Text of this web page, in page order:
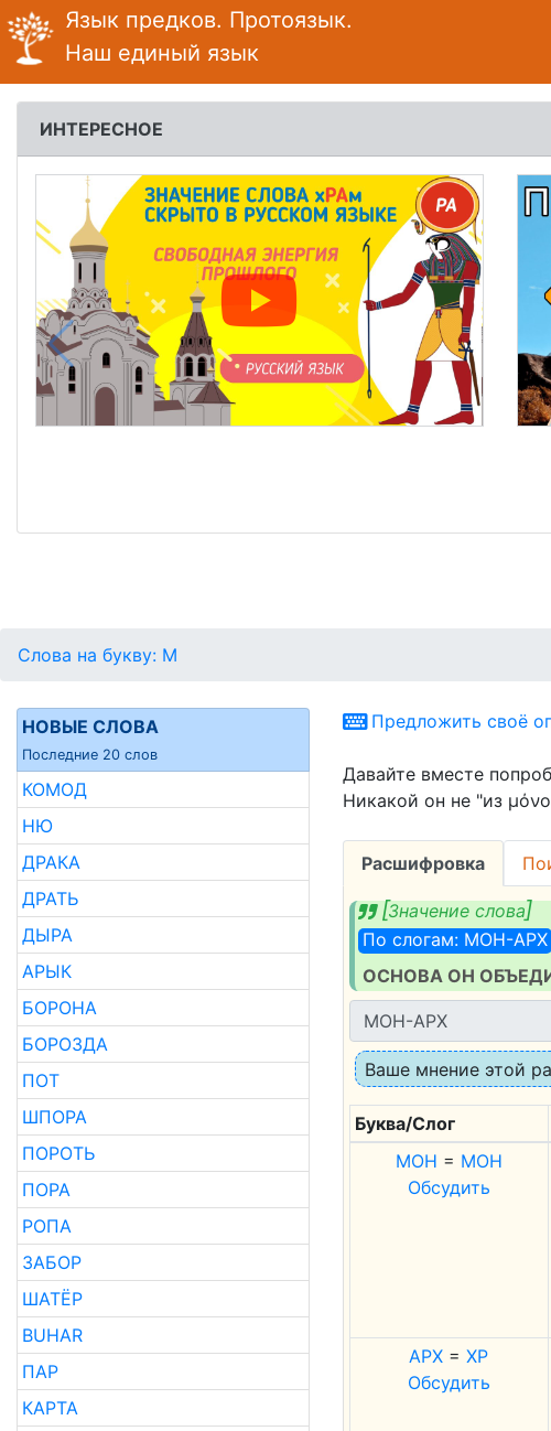
Язык предков. Протоязык.
Наш единый язык
ИНТЕРЕСНОЕ
Слова на букву: М
НОВЫЕ СЛОВА
Последние 20 слов
КОМОД
НЮ
ДРАКА
ДРАТЬ
ДЫРА
АРЫК
БОРОНА
БОРОЗДА
ПОТ
ШПОРА
ПОРОТЬ
ПОРА
РОПА
ЗАБОР
ШАТЁР
BUHAR
ПАР
КАРТА
Предложить своё
Давайте вместе
Никакой он не "из
Расшифровка
По слогам: МОН-АРХ
ОСНОВА ОН
Значение слова
Ваше мнение этой
Буква/Слог
МОН = МОН
Обсудить
АРХ =ХР
Обсудить